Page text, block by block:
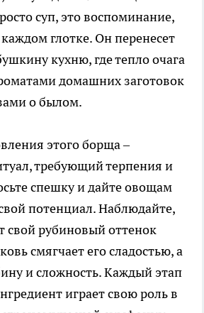
суп, это воспоминание,
глотке. Он перенесет
кухню, где тепло очага
домашних заготовок
о былом.
этого борща –
требующий терпения и
спешку и дайте овощам
потенциал. Наблюдайте,
свой рубиновый оттенок
смягчает его сладостью, а
и сложность. Каждый этап
играет свою роль в